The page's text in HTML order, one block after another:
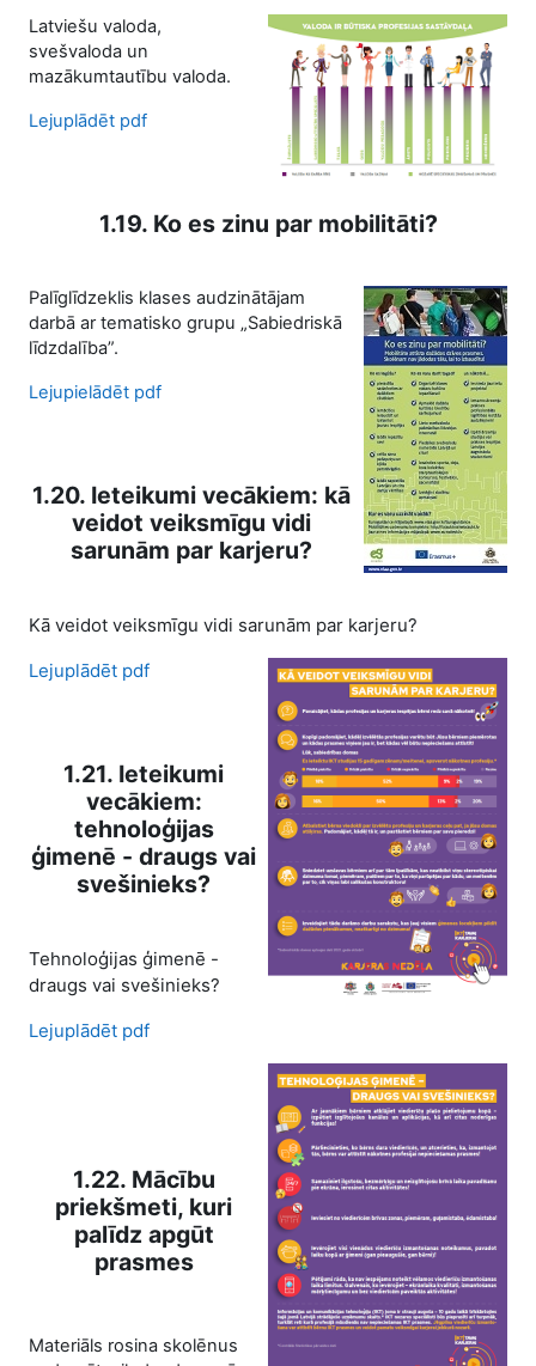
Latviešu valoda,
svešvaloda un
mazākumtautību valoda.
Lejuplādēt pdf
1.19. Ko es zinu par mobilitāti?
Palīglīdzeklis klases audzinātājam
darbā ar tematisko grupu „Sabiedriskā
līdzdalība”.
Lejupielādēt pdf
1.20. Ieteikumi vecākiem: kā
veidot veiksmīgu vidi
sarunām par karjeru?
Kā veidot veiksmīgu vidi sarunām par karjeru?
Lejuplādēt pdf
1.21. Ieteikumi
vecākiem:
tehnoloģijas
ģimenē - draugs vai
svešinieks?
Tehnoloģijas ģimenē -
draugs vai svešinieks?
Lejuplādēt pdf
1.22. Mācību
priekšmeti, kuri
palīdz apgūt
prasmes
Materiāls rosina skolēnus